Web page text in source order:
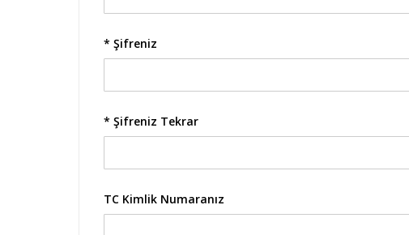
* Şifreniz
* Şifreniz Tekrar
TC Kimlik Numaranız